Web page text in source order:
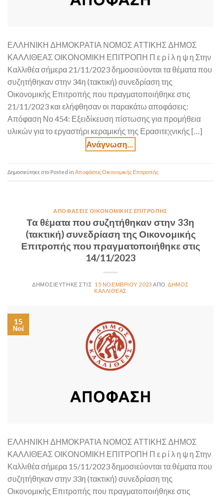
ΕΛΛΗΝΙΚΗ ΔΗΜΟΚΡΑΤΙΑ ΝΟΜΟΣ ΑΤΤΙΚΗΣ ΔΗΜΟΣ
ΚΑΛΛΙΘΕΑΣ ΟΙΚΟΝΟΜΙΚΗ ΕΠΙΤΡΟΠΗ Π ε ρ ί λ η ψ η Στην
Καλλιθέα σήμερα 21/11/2023 δημοσιεύονται τα θέματα που
συζητήθηκαν στην 34η (τακτική) συνεδρίαση της
Οικονομικής Επιτροπής που πραγματοποιήθηκε στις
21/11/2023 και ελήφθησαν οι παρακάτω αποφάσεις:
Απόφαση Νο 454: Εξειδίκευση πίστωσης για προμήθεια
υλικών για το εργαστήρι κεραμικής της Ερασιτεχνικής […]
Posted in Αποφάσεις Οικονομικής Επιτροπής
ΑΠΟΦΆΣΕΙΣ ΟΙΚΟΝΟΜΙΚΉΣ ΕΠΙΤΡΟΠΉΣ
Τα θέματα που συζητήθηκαν στην 33η
(τακτική) συνεδρίαση της Οικονομικής
Επιτροπής που πραγματοποιήθηκε στις
14/11/2023
15 ΝΟΕΜΒΡΊΟΥ 2023
ΔΉΜΟΣ
ΚΑΛΛΙΘΈΑΣ
15
Νοέ
ΕΛΛΗΝΙΚΗ ΔΗΜΟΚΡΑΤΙΑ ΝΟΜΟΣ ΑΤΤΙΚΗΣ ΔΗΜΟΣ
ΚΑΛΛΙΘΕΑΣ ΟΙΚΟΝΟΜΙΚΗ ΕΠΙΤΡΟΠΗ Π ε ρ ί λ η ψ η Στην
Καλλιθέα σήμερα 15/11/2023 δημοσιεύονται τα θέματα που
συζητήθηκαν στην 33η (τακτική) συνεδρίαση της
Οικονομικής Επιτροπής που πραγματοποιήθηκε στις